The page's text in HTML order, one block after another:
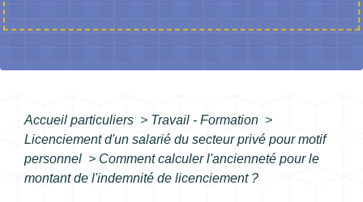
Accueil particuliers > Travail - Formation >
Licenciement d'un salarié du secteur privé pour motif
personnel > Comment calculer l'ancienneté pour le
montant de l'indemnité de licenciement ?